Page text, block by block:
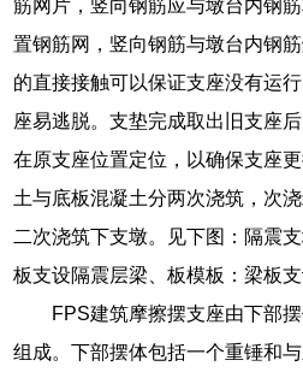
筋网片，竖向钢筋应与墩台内钢
置钢筋网，竖向钢筋与墩台内钢
的直接接触可以保证支座没有运
座易逃脱。支垫完成取出旧支座
在原支座位置定位，以确保支座
土与底板混凝土分两次浇筑，次
二次浇筑下支墩。见下图：隔震
板支设隔震层梁、板模板：梁板支
FPS建筑摩擦摆支座由下部
组成。下部摆体包括一个重锤和